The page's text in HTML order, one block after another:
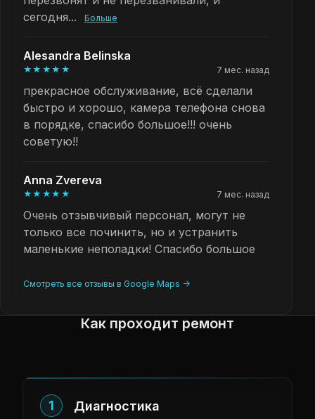
сегодня...
Больше
Alesandra Belinska
★★★★★ 7 мес. назад
прекрасное обслуживание, всё сделали
быстро и хорошо, камера телефона снова
в порядке, спасибо большое!!! очень
советую!!
Anna Zvereva
★★★★★ 7 мес. назад
Очень отзывчивый персонал, могут не
только все починить, но и устранить
маленькие неполадки! Спасибо большое
Смотреть все отзывы в Google Maps ->
Как проходит ремонт
1 Диагностика